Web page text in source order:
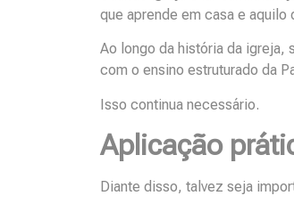
que aprende em casa e aquilo
Ao longo da história da igreja,
com o ensino estruturado da
Isso continua necessário.
Aplicação
Diante disso, talvez seja